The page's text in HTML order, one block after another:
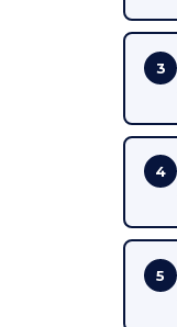
3
4
5